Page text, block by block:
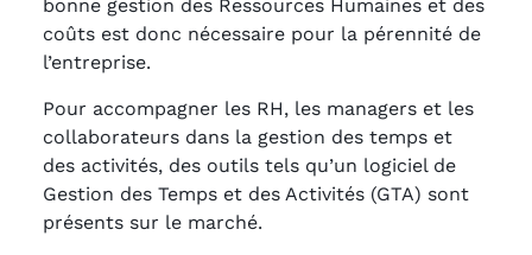
bonne gestion des Ressources Humaines et des
coûts est donc nécessaire pour la pérennité de
l’entreprise.
Pour accompagner les RH, les managers et les
collaborateurs dans la gestion des temps et
des activités, des outils tels qu’un logiciel de
Gestion des Temps et des Activités (GTA) sont
présents sur le marché.